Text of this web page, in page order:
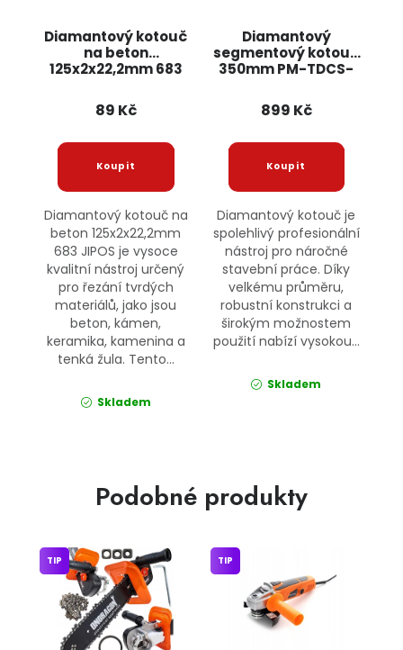
Diamantový kotouč
na beton
125x2x22,2mm 683
89 Kč
Diamantový kotouč na
beton 125x2x22,2mm
683 JIPOS je vysoce
kvalitní nástroj určený
pro řezání tvrdých
materiálů, jako jsou
beton, kámen,
keramika, kamenina a
tenká žula. Tento...
Skladem
Diamantový
segmentový kotouč
350mm PM-TDCS-
899 Kč
Diamantový kotouč je
spolehlivý profesionální
nástroj pro náročné
stavební práce. Díky
velkému průměru,
robustní konstrukci a
širokým možnostem
použití nabízí vysokou...
Skladem
Podobné produkty
TIP TIP